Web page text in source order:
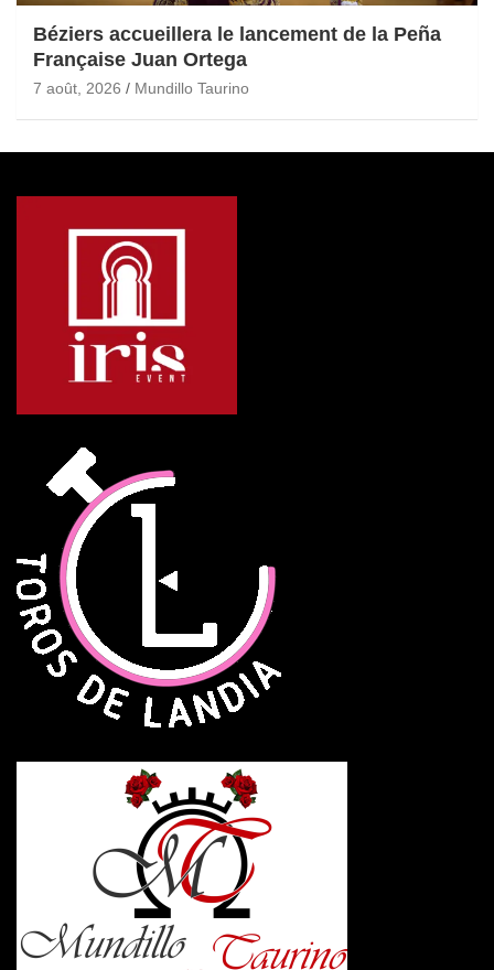
Béziers accueillera le lancement de la Peña
Française Juan Ortega
7 août, 2026 Mundillo Taurino